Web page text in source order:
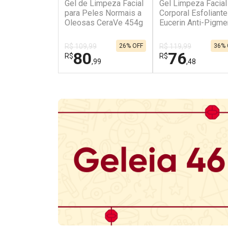
Gel de Limpeza Facial
para Peles Normais a
Oleosas CeraVe 454g
R$ 109,99
R$80,99
26% OFF
Dermaclub
Comprar sem Desconto
Por Menos
Comprar sem Desconto
Gel Limpeza
Corporal Esfoliante
Eucerin Anti-
R$ 119,99
R$76,48
36%
Laboratório
Comprar sem
Por Menos
Comprar sem